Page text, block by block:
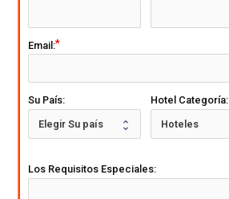
Email:
Su País: Hotel Categoría:
Los Requisitos Especiales: